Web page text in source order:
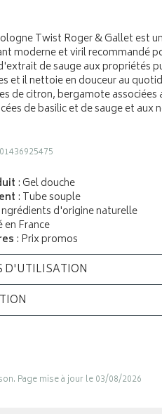
Twist Roger & Gallet est
moderne et viril recommandé
de sauge aux propriétés
et il nettoie en douceur au
de citron, bergamote
de basilic et de sauge et aux
: Gel douche
: Tube souple
d'origine naturelle
en France
: Prix promos
D'UTILISATION
Page mise à jour le 03/08/2026